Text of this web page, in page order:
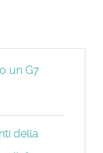
un G7
della